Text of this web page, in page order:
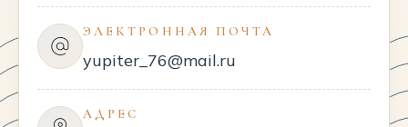
ЭЛЕКТРОННАЯ ПОЧТА
yupiter_76@mail.ru
АДРЕС